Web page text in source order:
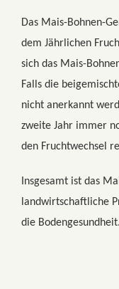
Das Mais-Bohnen-
dem Jährlichen
sich das Mais-
Falls die
nicht anerkannt
zweite Jahr immer
den Fruchtwechsel
Insgesamt ist das
landwirtschaftliche
die Bodengesundheit.